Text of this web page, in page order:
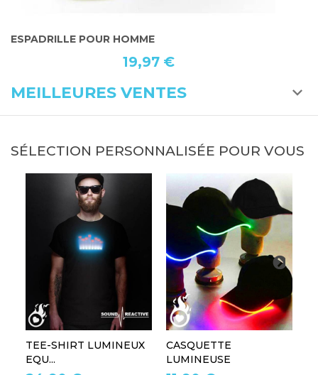
ESPADRILLE POUR HOMME
19,97 €
MEILLEURES VENTES
SÉLECTION PERSONNALISÉE POUR VOUS
TEE-SHIRT LUMINEUX
EQU...
CASQUETTE
LUMINEUSE